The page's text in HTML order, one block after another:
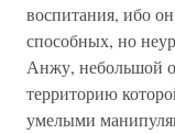
воспитания, ибо
способных, но
Анжу, небольшой
территорию
умелыми